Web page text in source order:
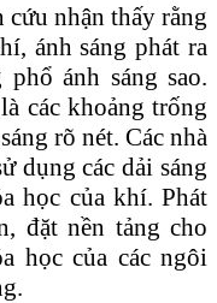
cứu nhận thấy rằng
ánh sáng phát ra
ánh sáng sao.
các khoảng trống
rõ nét. Các nhà
dụng các dải sáng
học của khí. Phát
đặt nền tảng cho
học của các ngôi